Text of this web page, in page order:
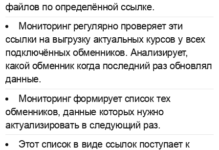
файлов по определённой ссылке.
Мониторинг регулярно проверяет эти
ссылки на выгрузку актуальных курсов у всех
подключённых обменников. Анализирует,
какой обменник когда последний раз обновлял
данные.
Мониторинг формирует список тех
обменников, данные которых нужно
актуализировать в следующий раз.
Этот список в виде ссылок поступает к